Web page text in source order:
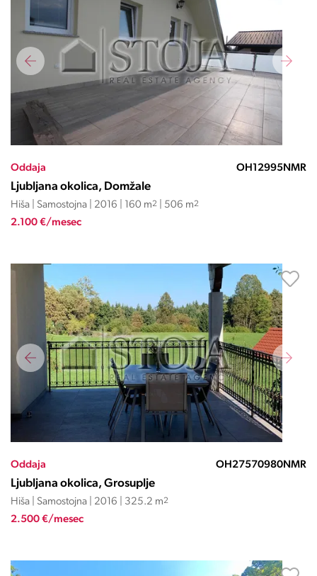
Oddaja OH12995NMR
Ljubljana okolica, Domžale
Hiša | Samostojna | 2016 | 160 m2 | 506 m2
2.100 €/mesec
Oddaja OH27570980NMR
Ljubljana okolica, Grosuplje
Hiša | Samostojna | 2016 | 325.2 m2
2.500 €/mesec